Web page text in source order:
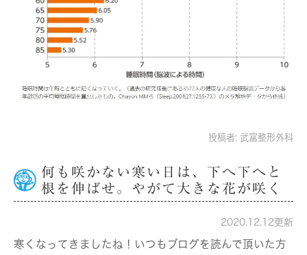
投稿者: 武富整形外科
何も咲かない寒い日は、下へ下へと
根を伸ばせ。やがて大きな花が咲く
2020.12.12更新
寒くなってきましたね！いつもブログを読んで頂いた方